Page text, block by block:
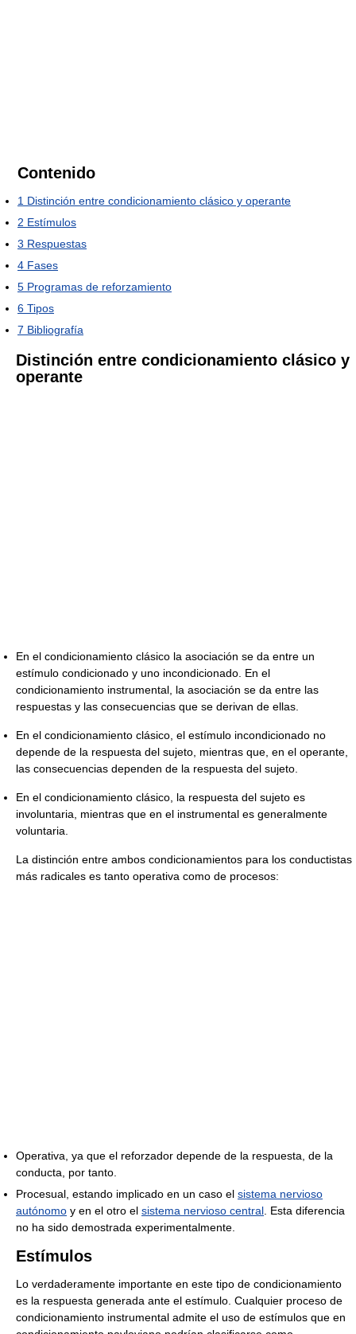
Contenido
1 Distinción entre condicionamiento clásico y operante
2 Estímulos
3 Respuestas
4 Fases
5 Programas de reforzamiento
6 Tipos
7 Bibliografía
Distinción entre condicionamiento clásico y
operante
En el condicionamiento clásico la asociación se da entre un
estímulo condicionado y uno incondicionado. En el
condicionamiento instrumental, la asociación se da entre las
respuestas y las consecuencias que se derivan de ellas.
En el condicionamiento clásico, el estímulo incondicionado no
depende de la respuesta del sujeto, mientras que, en el operante,
las consecuencias dependen de la respuesta del sujeto.
En el condicionamiento clásico, la respuesta del sujeto es
involuntaria, mientras que en el instrumental es generalmente
voluntaria.
La distinción entre ambos condicionamientos para los conductistas
más radicales es tanto operativa como de procesos:
Operativa, ya que el reforzador depende de la respuesta, de la
conducta, por tanto.
Procesual, estando implicado en un caso el sistema nervioso
autónomo y en el otro el sistema nervioso central . Esta diferencia
no ha sido demostrada experimentalmente.
Estímulos
Lo verdaderamente importante en este tipo de condicionamiento
es la respuesta generada ante el estímulo. Cualquier proceso de
condicionamiento instrumental admite el uso de estímulos que en